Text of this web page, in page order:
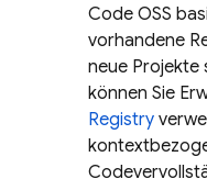
Code OSS
vorhandene
neue Projekte
können Sie
Registry